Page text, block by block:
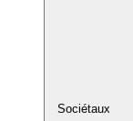
Sociétaux